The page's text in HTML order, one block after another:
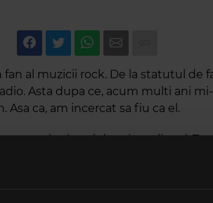
al muzicii rock. De la statutul de
Asta dupa ce, acum multi ani
Asa ca, am incercat sa fiu ca el.
rock, alaturi de prietenii mei,